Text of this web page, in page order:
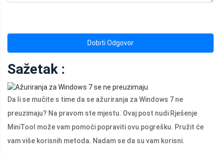
Dobiti Odgovor
Sažetak :
Da li se mučite s time da se ažuriranja za Windows 7 ne
preuzimaju? Na pravom ste mjestu. Ovaj post nudi Rješenje
MiniTool može vam pomoći popraviti ovu pogrešku. Pružit će
vam više korisnih metoda. Nadam se da su vam korisni.